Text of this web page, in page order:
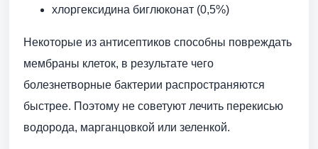
хлоргексидина биглюконат (0,5%)
Некоторые из антисептиков способны повреждать
мембраны клеток, в результате чего
болезнетворные бактерии распространяются
быстрее. Поэтому не советуют лечить перекисью
водорода, марганцовкой или зеленкой.